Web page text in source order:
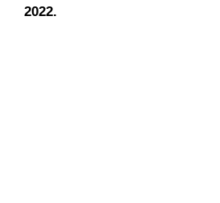
2022.